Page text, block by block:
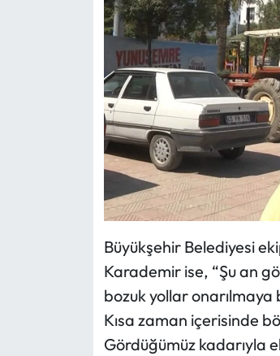
Büyükşehir Belediyesi
Karademir ise, “Şu an
bozuk yollar onarılmaya
Kısa zaman içerisinde
Gördüğümüz kadarıyla